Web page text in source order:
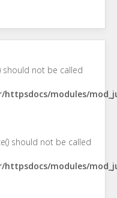
should not be called
httpsdocs/modules/
should not be called
httpsdocs/modules/